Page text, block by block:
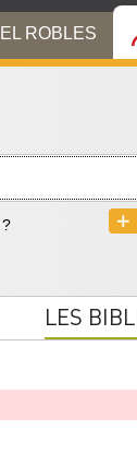
ROBLES
LES